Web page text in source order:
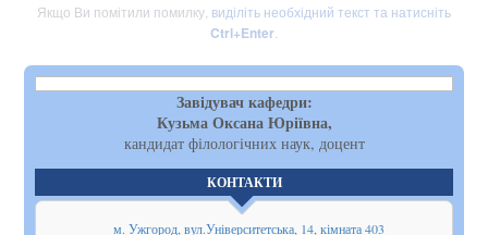
Якщо Ви помітили помилку, виділіть необхідний текст та натисніть
Ctrl+Enter
Завідувач кафедри:
Кузьма Оксана Юріївна,
кандидат філологічних наук, доцент
КОНТАКТИ
м. Ужгород, вул.Університетська, 14, кімната 403